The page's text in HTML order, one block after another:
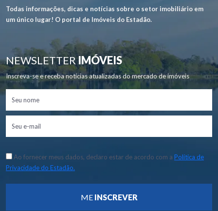
Todas informações, dicas e notícias sobre o setor imobiliário em
um único lugar! O portal de Imóveis do Estadão.
NEWSLETTERIMÓVEIS
Inscreva-se e receba notícias atualizadas do mercado de imóveis
Ao fornecer meus dados, declaro estar de acordo com a Política de
Privacidade do Estadão.
ME INSCREVER